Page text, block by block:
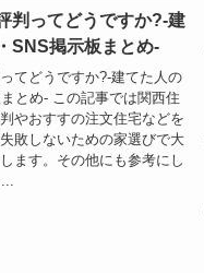
判ってどうですか?-建
SNS掲示板まとめ-
てどうですか?-建てた人の
とめ- この記事では関西住
やおすすの注文住宅などを
敗しないための家選びで大
ます。その他にも参考にし